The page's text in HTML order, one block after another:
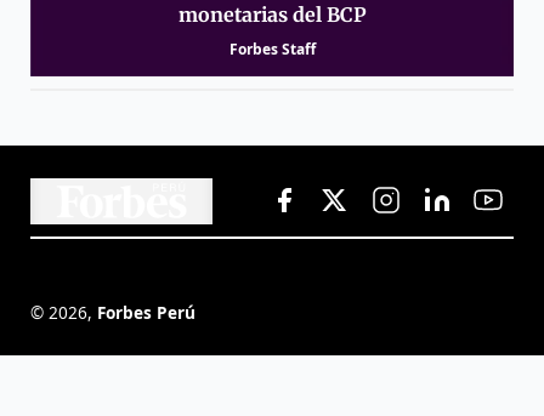
monetarias del BCP
Forbes Staff
© 2026, Forbes Perú